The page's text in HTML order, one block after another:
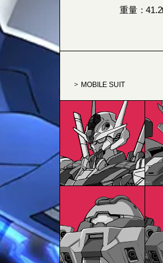
重量：
MOBILE SUIT